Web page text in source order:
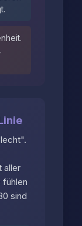
aller
fühlen
sind